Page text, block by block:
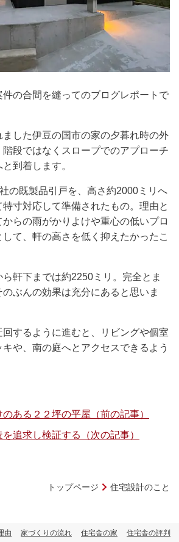
の合間を縫ってのブログレポートで
ました伊豆の国市の家の夕暮れ時の外
段ではなくスロープでのアプローチ
到着します。
の既製品引戸を、高さ約2000ミリへ
寸対応して準備されたもの。理由と
らの雨がかりよけや重心の低いプロ
て、軒の高さを低く抑えたかったこ
軒下までは約2250ミリ。完全とま
ぶんの効果は充分にあると思いま
回するように進むと、リビングや個室
や、南の庭へとアクセスできるよう
ある２２坪の平屋（前の記事）
追求し検証する（次の記事）
トップページ 住宅設計のこと
由 家づくりの流れ 住宅舎の家
住宅舎の評判